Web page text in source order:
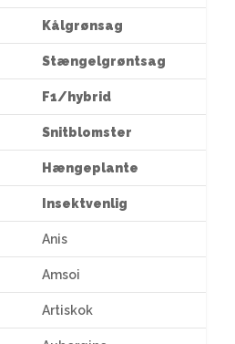
Kålgrønsag
Stængelgrøntsag
F1/hybrid
Snitblomster
Hængeplante
Insektvenlig
Anis
Amsoi
Artiskok